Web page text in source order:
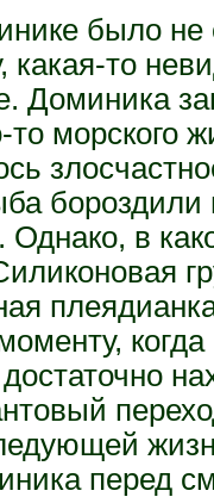
было не
какая-то
Доминика
то морского
бороздили
в
перед